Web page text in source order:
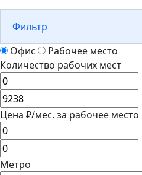
Фильтр
Офис
Рабочее место
Количество рабочих мест
Цена ₽/мес. за рабочее место
Метро